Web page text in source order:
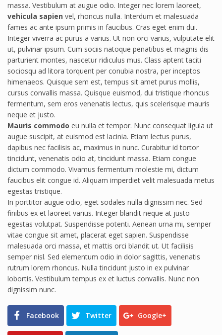
massa. Vestibulum at augue odio. Integer nec lorem laoreet,
vehicula sapien vel, rhoncus nulla. Interdum et malesuada
fames ac ante ipsum primis in faucibus. Cras eget enim dui.
Integer viverra ac purus a varius. Ut non orci varius, vulputate elit
ut, pulvinar ipsum. Cum sociis natoque penatibus et magnis dis
parturient montes, nascetur ridiculus mus. Class aptent taciti
sociosqu ad litora torquent per conubia nostra, per inceptos
himenaeos. Quisque sem est, tempus sit amet purus mollis,
cursus convallis massa. Quisque euismod, dui tristique rhoncus
fermentum, sem eros venenatis lectus, quis scelerisque mauris
neque et justo.
Mauris commodo eu nulla et tempor. Nunc consequat ligula ut
augue suscipit, at euismod est lacinia. Etiam lectus purus,
dapibus nec facilisis ac, maximus in nunc. Curabitur id tortor
tincidunt, venenatis odio at, tincidunt massa. Etiam congue
dictum commodo. Vivamus fermentum molestie mi, dictum
faucibus elit congue id. Aliquam imperdiet velit malesuada metus
egestas tristique.
In porttitor augue odio, eget sodales nulla dignissim nec. Sed
finibus ex et laoreet varius. Integer blandit neque at justo
egestas volutpat. Suspendisse potenti. Aenean urna mi, semper
vitae congue sit amet, placerat eget sapien. Suspendisse
malesuada orci massa, et mattis orci blandit ut. Ut facilisis
semper nisl. Sed elementum odio in dolor sagittis, venenatis
rutrum lorem rhoncus. Nulla tincidunt justo in ex pulvinar
lobortis. Vestibulum tempus ex et luctus convallis. Nunc non
dignissim nunc.
Facebook Twitter Google+